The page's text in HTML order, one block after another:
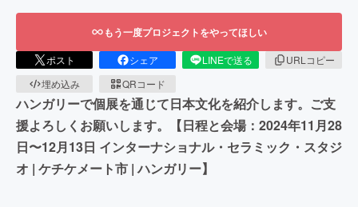
もう一度プロジェクトをやってほしい
ポスト シェア LINEで送る
URLコピー
埋め込み
QRコード
ハンガリーで個展を通じて日本文化を紹介します。ご支
援よろしくお願いします。【日程と会場：2024年11月28
日〜12月13日 インターナショナル・セラミック・スタジ
オ | ケチケメート市 | ハンガリー】